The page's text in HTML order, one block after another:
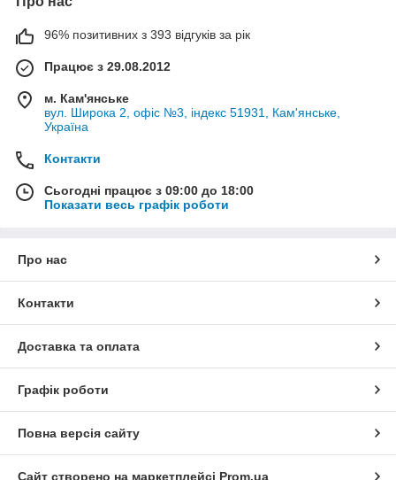
96% позитивних з 393 відгуків за рік
Працює з 29.08.2012
м. Кам'янське
вул. Широка 2, офіс №3, індекс 51931, Кам'янське,
Україна
Контакти
Сьогодні працює з 09:00 до 18:00
Показати весь графік роботи
Про нас
Контакти
Доставка та оплата
Графік роботи
Повна версія сайту
Сайт створено на маркетплейсі Prom.ua